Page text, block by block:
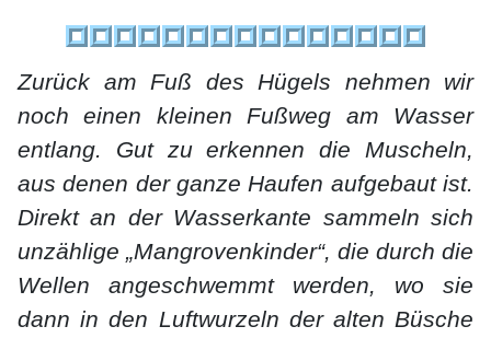
Zurück am Fuß des Hügels nehmen wir
noch einen kleinen Fußweg am Wasser
entlang. Gut zu erkennen die Muscheln,
aus denen der ganze Haufen aufgebaut ist.
Direkt an der Wasserkante sammeln sich
unzählige „Mangrovenkinder“, die durch die
Wellen angeschwemmt werden, wo sie
dann in den Luftwurzeln der alten Büsche